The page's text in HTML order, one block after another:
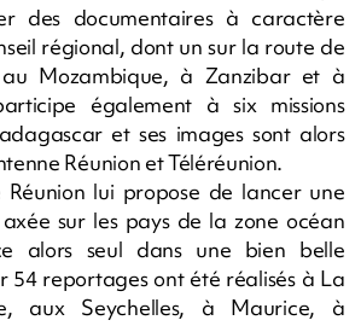
des documentaires à caractère
régional, dont un sur la route de
au Mozambique, à Zanzibar et à
également à six missions
et ses images sont alors
Réunion et Téléréunion.
Réunion lui propose de lancer une
axée sur les pays de la zone océan
alors seul dans une bien belle
54 reportages ont été réalisés à La
aux Seychelles, à Maurice, à